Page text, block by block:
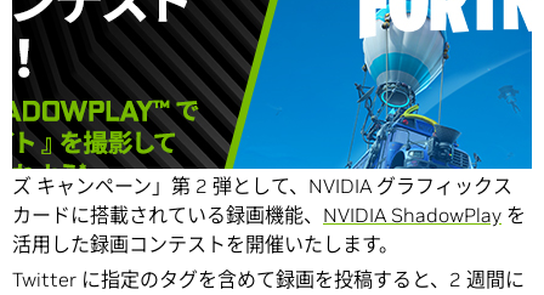
NVIDIA はこの度、「フォートナイト x GeForce GTX シリー
ズ キャンペーン」第 2 弾として、NVIDIA グラフィックス
カードに搭載されている録画機能、 NVIDIA ShadowPlay を
活用した録画コンテストを開催いたします。
Twitter に指定のタグを含めて録画を投稿すると、2 週間に